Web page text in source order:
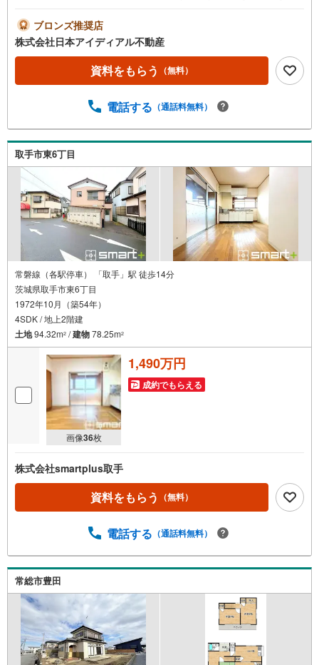
も魅力。独立型キッチンなら急な来客があっても気にする
必要がありません。窓付きの浴室が付いておりますので、
カビの心配もご無用です。ゆったりとした間取りの4DKで
す。取手市の関東鉄道常総線ゆめみ野周辺にある戸建て探
しで、何かお困りの事がございましたら日本アイディアル
ブロンズ推奨店
株式会社日本アイディアル不動産
資料をもらう （無料）
電話する （通話料無料）
取手市東6丁目
常磐線（各駅停車） 「取手」駅 徒歩14分
茨城県取手市東6丁目
1972年10月（築54年）
4SDK / 地上2階建
土地94.32m2 /建物78.25m2
画像36枚
1,490万円
成約でもらえる
株式会社smartplus取手
資料をもらう （無料）
電話する （通話料無料）
常総市豊田